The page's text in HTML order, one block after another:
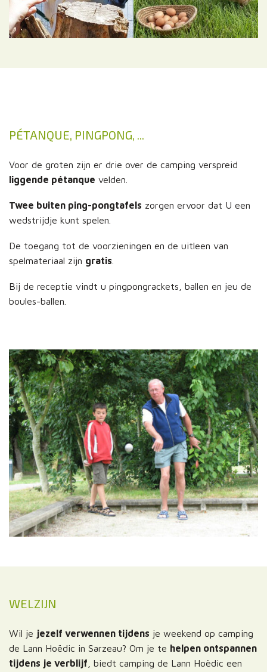
PÉTANQUE, PINGPONG, ...
Voor de groten zijn er drie over de camping verspreid
liggende pétanque velden.
Twee buiten ping-pongtafels zorgen ervoor dat U een
wedstrijdje kunt spelen.
De toegang tot de voorzieningen en de uitleen van
spelmateriaal zijn gratis
Bij de receptie vindt u pingpongrackets, ballen en jeu de
boules-ballen.
WELZIJN
Wil je jezelf verwennen tijdens je weekend op camping
de Lann Hoëdic in Sarzeau? Om je te helpen ontspannen
tijdens je verblijf , biedt camping de Lann Hoëdic een